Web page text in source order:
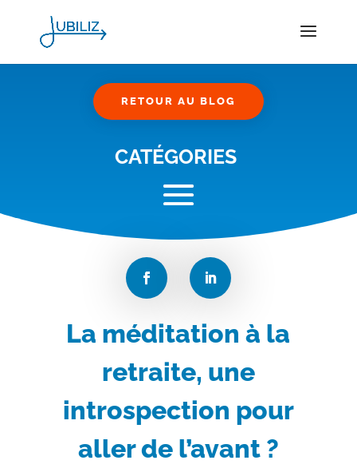
RETOUR AU BLOG
CATÉGORIES
La méditation à la
retraite, une
introspection pour
aller de l’avant ?